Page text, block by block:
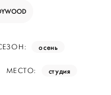
осень
МЕСТО: студия